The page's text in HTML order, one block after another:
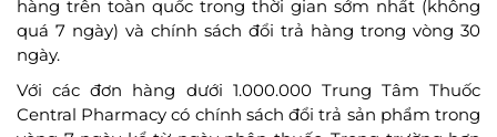
hàng trên toàn quốc trong thời gian sớm nhất (không
quá 7 ngày) và chính sách đổi trả hàng trong vòng 30
ngày.
Với các đơn hàng dưới 1.000.000 Trung Tâm Thuốc
Central Pharmacy có chính sách đổi trả sản phẩm trong